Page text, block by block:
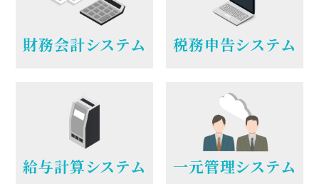
財務会計システム
財務会計システム
税務申告システム
税務申告システム
給与計算システム 一元管理システム